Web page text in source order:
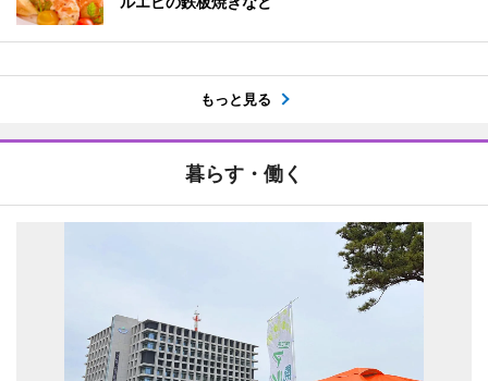
もっと見る
暮らす・働く